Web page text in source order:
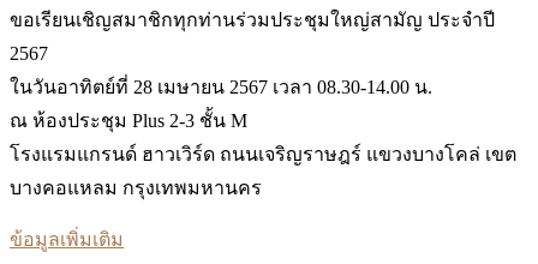
ขอเรียนเชิญสมาชิกทุกท่านร่วมประชุมใหญ่สามัญ ประจำปี
2567
ในวันอาทิตย์ที่ 28 เมษายน 2567 เวลา 08.30-14.00 น.
ณ ห้องประชุม Plus 2-3 ชั้น M
โรงแรมแกรนด์ ฮาวเวิร์ด ถนนเจริญราษฎร์ แขวงบางโคล่ เขต
บางคอแหลม กรุงเทพมหานคร
ข้อมูลเพิ่มเติม